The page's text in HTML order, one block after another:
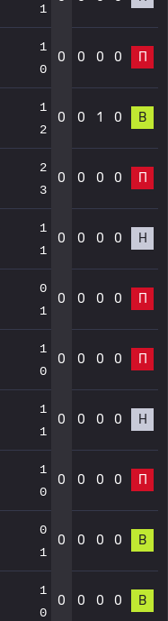
1
1
0
0 0 0 0 П
1
2
0 0 1 0 В
2
3
0 0 0 0 П
1
1
0 0 0 0 Н
0
1
0 0 0 0 П
1
0
0 0 0 0 П
1
1
0 0 0 0 Н
1
0
0 0 0 0 П
0
1
0 0 0 0 В
1
0
0 0 0 0 В